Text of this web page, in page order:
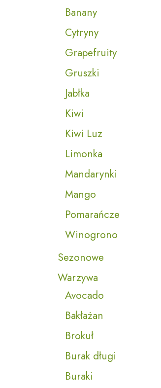
Banany
Cytryny
Grapefruity
Gruszki
Jabłka
Kiwi
Kiwi Luz
Limonka
Mandarynki
Mango
Pomarańcze
Winogrono
Sezonowe
Warzywa
Avocado
Bakłażan
Brokuł
Burak długi
Buraki